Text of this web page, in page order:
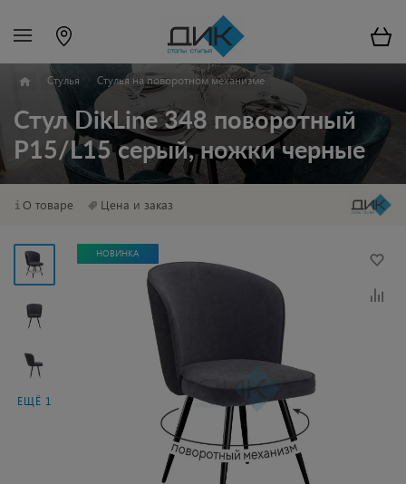
Стулья Стулья на поворотном механизме
Стул DikLine 348 поворотный
P15/L15 серый, ножки черные
О товаре Цена и заказ
ЕЩЁ 1
НОВИНКА